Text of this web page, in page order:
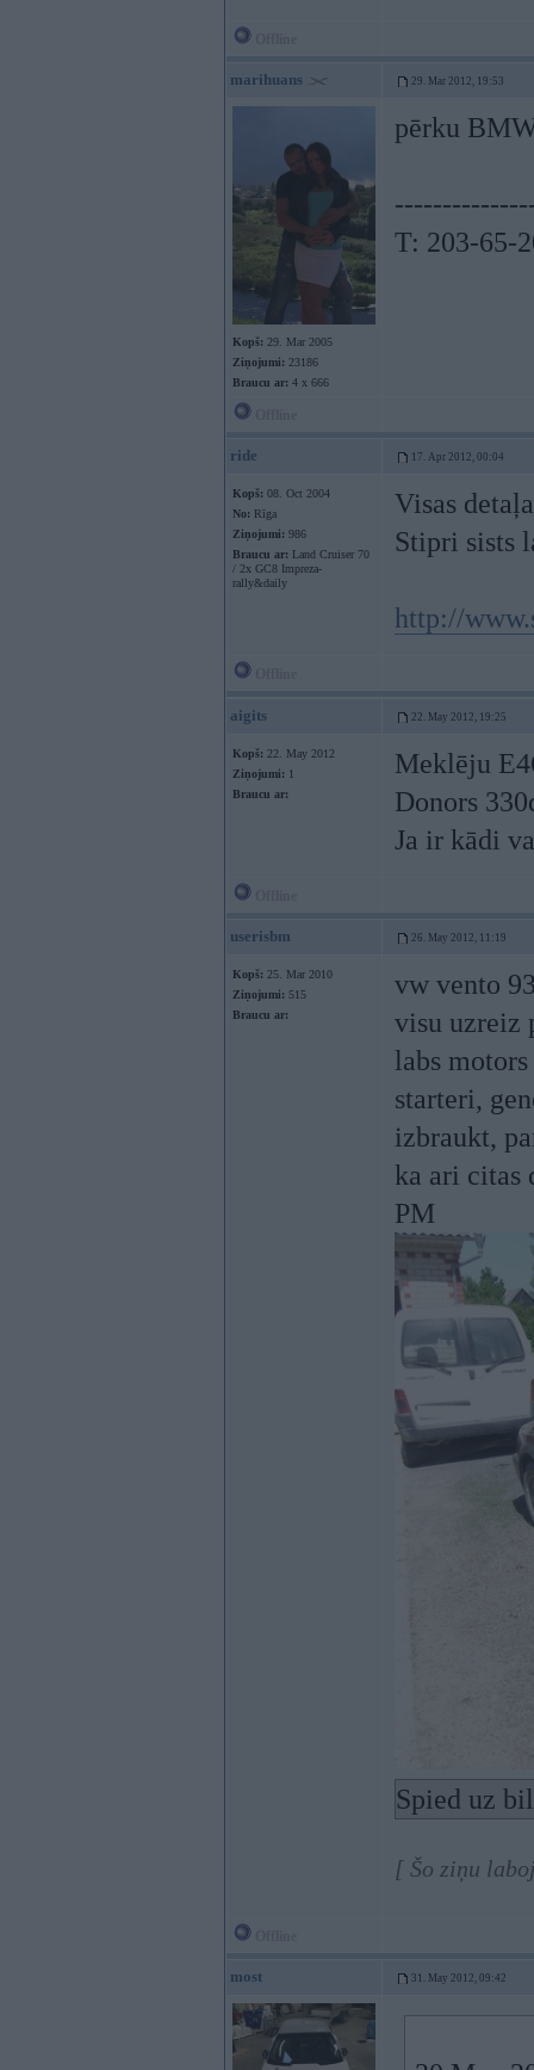
marihuans 29. Mar 2012, 19:53
Kopš: 29. Mar 2005
Ziņojumi: 23186
Braucu ar: 4 x 666
pērku
T: 203-65-
ride 17. Apr 2012, 00:04
Kopš: 08. Oct 2004
No: Rīga
Ziņojumi: 986
Braucu ar: Land Cruiser 70
/ 2x GC8 Impreza-
rally&daily
Visas
Stipri sists
http://
aigits 22. May 2012, 19:25
Kopš: 22. May 2012
Ziņojumi: 1
Braucu ar:
Meklēju
Donors
Ja ir kādi
userisbm 26. May 2012, 11:19
Kopš: 25. Mar 2010
Ziņojumi: 515
Braucu ar:
vw vento
visu uzreiz
labs
starteri,
izbraukt,
ka ari citas
PM
Spied uz
[ Šo ziņu
most 31. May 2012, 09:42